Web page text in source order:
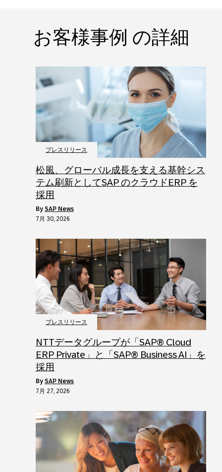
お客様事例 の詳細
プレスリリース
松風、グローバル成長を支える基幹シス
テム刷新としてSAP のクラウドERP を
採用
by SAP News
7月 30, 2026
プレスリリース
NTTデータグループが「SAP® Cloud
ERP Private」と「SAP® Business AI」を
採用
by SAP News
7月 27, 2026